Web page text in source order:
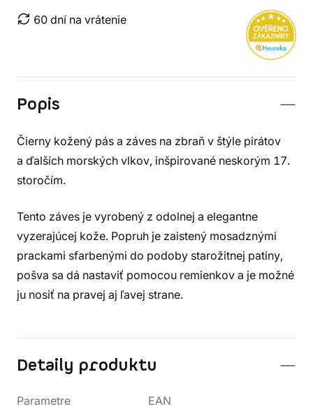
60 dní na vrátenie
Popis
Čierny kožený pás a záves na zbraň v štýle pirátov
a ďalších morských vlkov, inšpirované neskorým 17.
storočím.
Tento záves je vyrobený z odolnej a elegantne
vyzerajúcej kože. Popruh je zaistený mosadznými
prackami sfarbenými do podoby starožitnej patiny,
pošva sa dá nastaviť pomocou remienkov a je možné
ju nosiť na pravej aj ľavej strane.
Detaily produktu
Parametre
EAN